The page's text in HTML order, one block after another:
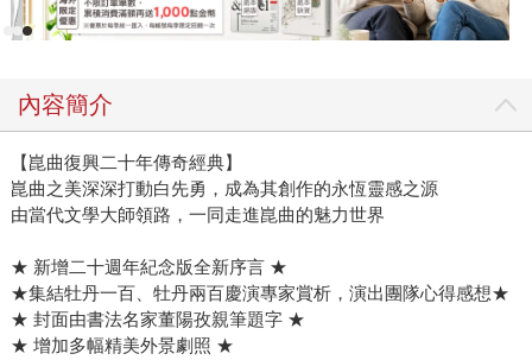
內容簡介
【崑曲復興二十年傳奇經典】
崑曲之美深深打動白先勇，成為其創作的永恆靈感之源
由當代文學大師領路，一同走進崑曲的魅力世界
★ 新增二十週年紀念版全新序言 ★
★集結牡丹一百、牡丹兩百慶演專家賞析，演出團隊心得感想★
★ 封面由書法名家董陽孜親筆題字 ★
★ 增加多幅精美外景劇照 ★